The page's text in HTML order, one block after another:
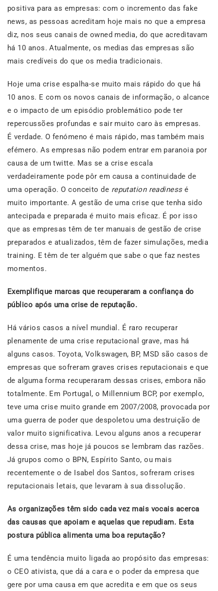
positiva para as empresas: com o incremento das fake
news, as pessoas acreditam hoje mais no que a empresa
diz, nos seus canais de owned media, do que acreditavam
há 10 anos. Atualmente, os medias das empresas são
mais credíveis do que os media tradicionais.
Hoje uma crise espalha-se muito mais rápido do que há
10 anos. E com os novos canais de informação, o alcance
e o impacto de um episódio problemático pode ter
repercussões profundas e sair muito caro às empresas.
É verdade. O fenómeno é mais rápido, mas também mais
efémero. As empresas não podem entrar em paranoia por
causa de um twitte. Mas se a crise escala
verdadeiramente pode pôr em causa a continuidade de
uma operação. O conceito de reputation readinessé
muito importante. A gestão de uma crise que tenha sido
antecipada e preparada é muito mais eficaz. É por isso
que as empresas têm de ter manuais de gestão de crise
preparados e atualizados, têm de fazer simulações, media
training. E têm de ter alguém que sabe o que faz nestes
momentos.
Exemplifique marcas que recuperaram a confiança do
público após uma crise de reputação.
Há vários casos a nível mundial. É raro recuperar
plenamente de uma crise reputacional grave, mas há
alguns casos. Toyota, Volkswagen, BP, MSD são casos de
empresas que sofreram graves crises reputacionais e que
de alguma forma recuperaram dessas crises, embora não
totalmente. Em Portugal, o Millennium BCP, por exemplo,
teve uma crise muito grande em 2007/2008, provocada por
uma guerra de poder que despoletou uma destruição de
valor muito significativa. Levou alguns anos a recuperar
dessa crise, mas hoje já poucos se lembram das razões.
Já grupos como o BPN, Espírito Santo, ou mais
recentemente o de Isabel dos Santos, sofreram crises
reputacionais letais, que levaram à sua dissolução.
As organizações têm sido cada vez mais vocais acerca
das causas que apoiam e aquelas que repudiam. Esta
postura pública alimenta uma boa reputação?
É uma tendência muito ligada ao propósito das empresas:
o CEO ativista, que dá a cara e o poder da empresa que
gere por uma causa em que acredita e em que os seus